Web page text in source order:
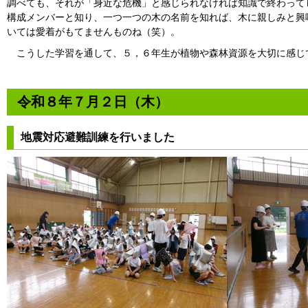
調べても、それが「身近な危機」と感じられなければ知識で終わっ
構成メンバーと知り、一つ一つの木の名前を知れば、木に親しみと
いては愛着がもてませんものね（笑）。
こうした学習を通して、５，６年生が植物や森林資源を大切に感
令和８年７月２日（木）
地震対応避難訓練を行いました